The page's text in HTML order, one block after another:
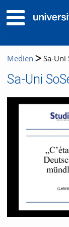
Medien Sa-Uni
Sa-Uni